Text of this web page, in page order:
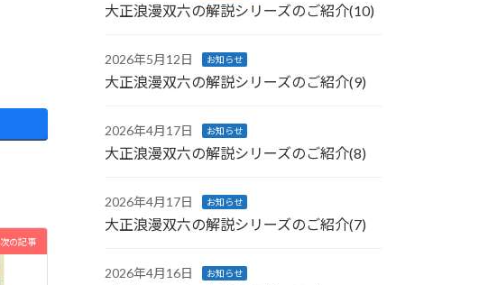
次の記事
大正浪漫双六の解説シリーズのご紹介(10)
2026年5月12日 お知らせ
大正浪漫双六の解説シリーズのご紹介(9)
2026年4月17日 お知らせ
大正浪漫双六の解説シリーズのご紹介(8)
2026年4月17日 お知らせ
大正浪漫双六の解説シリーズのご紹介(7)
2026年4月16日 お知らせ